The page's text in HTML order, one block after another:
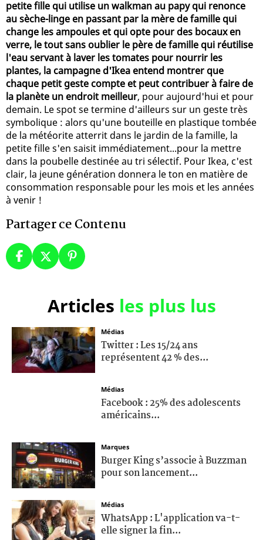
petite fille qui utilise un walkman au papy qui renonce
au sèche-linge en passant par la mère de famille qui
change les ampoules et qui opte pour des bocaux en
verre, le tout sans oublier le père de famille qui réutilise
l'eau servant à laver les tomates pour nourrir les
plantes, la campagne d'Ikea entend montrer que
chaque petit geste compte et peut contribuer à faire de
la planète un endroit meilleur, pour aujourd'hui et pour
demain. Le spot se termine d'ailleurs sur un geste très
symbolique : alors qu'une bouteille en plastique tombée
de la météorite atterrit dans le jardin de la famille, la
petite fille s'en saisit immédiatement...pour la mettre
dans la poubelle destinée au tri sélectif. Pour Ikea, c'est
clair, la jeune génération donnera le ton en matière de
consommation responsable pour les mois et les années
à venir !
Partager ce Contenu
Articles les plus lus
Médias
Twitter : Les 15/24 ans
représentent 42 % des...
Médias
Facebook : 25% des adolescents
américains...
Marques
Burger King s’associe à Buzzman
pour son lancement...
Médias
WhatsApp : L'application va-t-
elle signer la fin...